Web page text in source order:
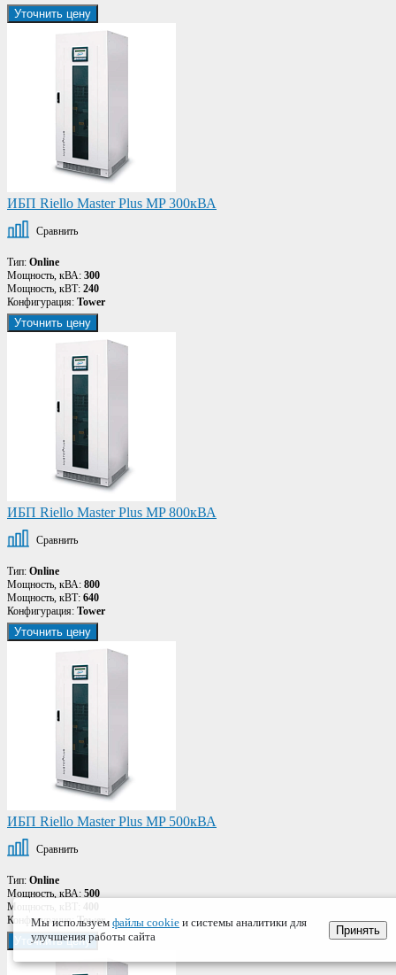
Уточнить цену
ИБП Riello Master Plus MP 300кВА
Сравнить
Тип: Online
Мощность, кВА: 300
Мощность, кВТ: 240
Конфигурация: Tower
Уточнить цену
ИБП Riello Master Plus MP 800кВА
Сравнить
Тип: Online
Мощность, кВА: 800
Мощность, кВТ: 640
Конфигурация: Tower
Уточнить цену
ИБП Riello Master Plus MP 500кВА
Сравнить
Тип: Online
Мощность, кВА: 500
Мощность, кВТ: 400
Конфигурация:Tower
Уточнить цену
Мы используем файлы cookie и системы аналитики для
улучшения работы сайта
Принять